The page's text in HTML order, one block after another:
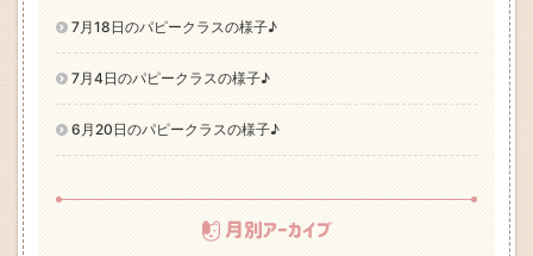
7月18日のパピークラスの様子♪
7月4日のパピークラスの様子♪
6月20日のパピークラスの様子♪
月別アーカイブ